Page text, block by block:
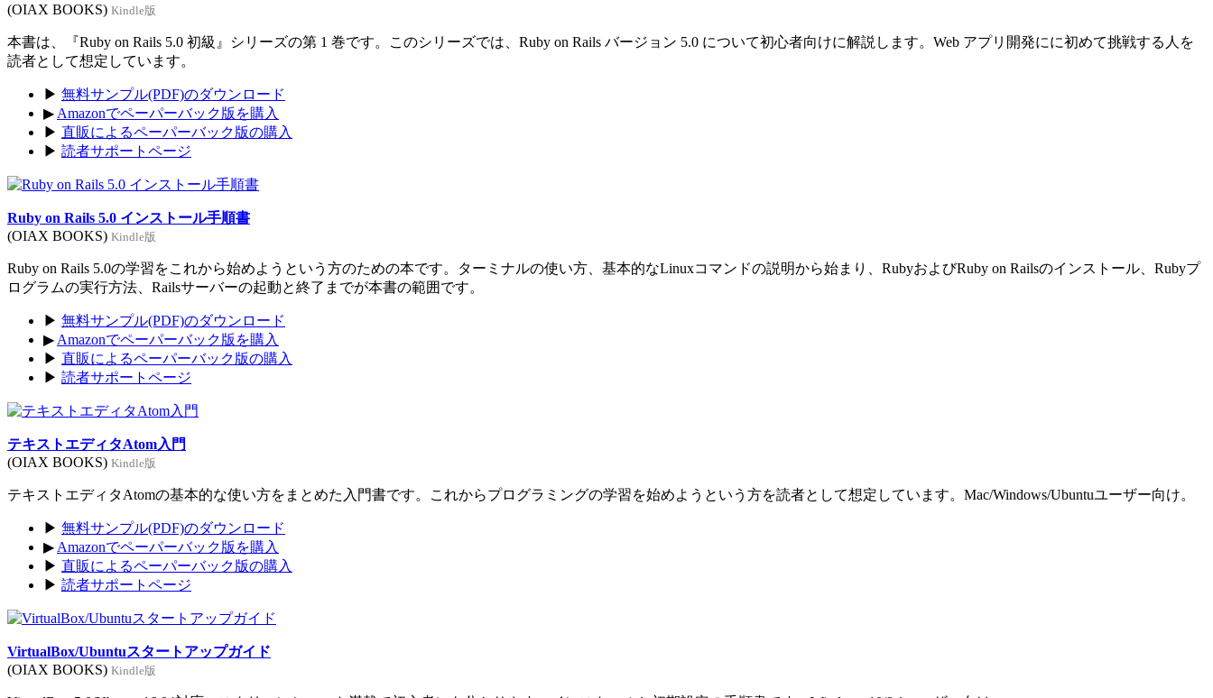
(OIAX BOOKS) Kindle版
本書は、『Ruby on Rails 5.0 初級』シリーズの第 1 巻です。このシリーズでは、Ruby on Rails バージョン 5.0 について初心者向けに解説します。Web アプリ開発にに初めて挑戦する人を
読者として想定しています。
▶ 無料サンプル(PDF)のダウンロード
▶ Amazonでペーパーバック版を購入
▶ 直販によるペーパーバック版の購入
▶ 読者サポートページ
Ruby on Rails 5.0 インストール手順書
(OIAX BOOKS) Kindle版
Ruby on Rails 5.0の学習をこれから始めようという方のための本です。ターミナルの使い方、基本的なLinuxコマンドの説明から始まり、RubyおよびRuby on Railsのインストール、Rubyプ
ログラムの実行方法、Railsサーバーの起動と終了までが本書の範囲です。
▶ 無料サンプル(PDF)のダウンロード
▶ Amazonでペーパーバック版を購入
▶ 直販によるペーパーバック版の購入
▶ 読者サポートページ
テキストエディタAtom入門
(OIAX BOOKS) Kindle版
テキストエディタAtomの基本的な使い方をまとめた入門書です。これからプログラミングの学習を始めようという方を読者として想定しています。Mac/Windows/Ubuntuユーザー向け。
▶ 無料サンプル(PDF)のダウンロード
▶ Amazonでペーパーバック版を購入
▶ 直販によるペーパーバック版の購入
▶ 読者サポートページ
VirtualBox/Ubuntuスタートアップガイド
(OIAX BOOKS) Kindle版